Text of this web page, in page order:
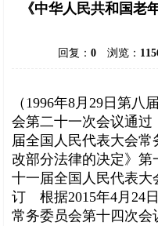
《中华人民共和国老
回复： 0 浏览：
（1996年8月29日第
会第二十一次会议通
届全国人民代表大会
改部分法律的决定》
十一届全国人民代表
订 根据2015年4月24
常务委员会第十四次会